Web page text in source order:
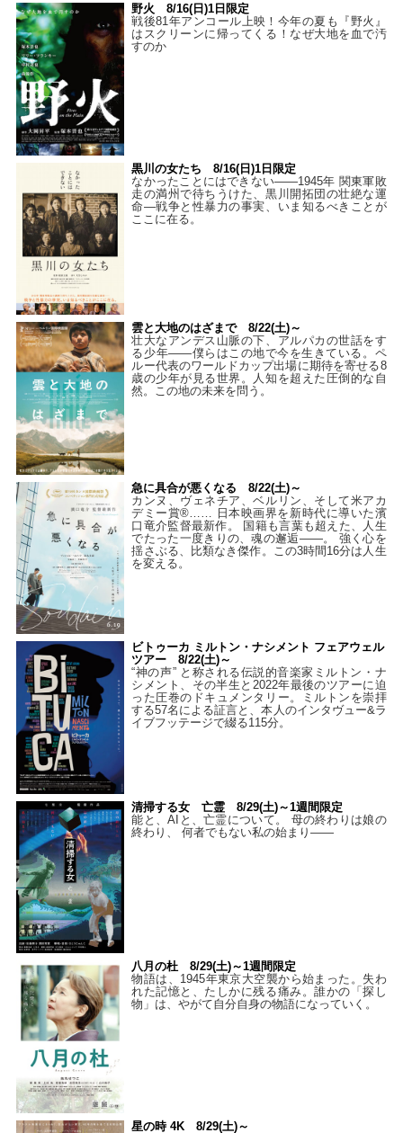
野火 8/16(日)1日限定
戦後81年アンコール上映！今年の夏も『野火』
はスクリーンに帰ってくる！なぜ大地を血で汚
すのか
黒川の女たち 8/16(日)1日限定
なかったことにはできない——1945年 関東軍敗
走の満州で待ちうけた、黒川開拓団の壮絶な運
命―戦争と性暴力の事実、いま知るべきことが
ここに在る。
雲と大地のはざまで 8/22(土)～
壮大なアンデス山脈の下、アルパカの世話をす
る少年――僕らはこの地で今を生きている。ペ
ルー代表のワールドカップ出場に期待を寄せる8
歳の少年が見る世界。人知を超えた圧倒的な自
然。この地の未来を問う。
急に具合が悪くなる 8/22(土)～
カンヌ、ヴェネチア、ベルリン、そして米アカ
デミー賞®…… 日本映画界を新時代に導いた濱
口竜介監督最新作。 国籍も言葉も超えた、人生
でたった一度きりの、魂の邂逅――。 強く心を
揺さぶる、比類なき傑作。この3時間16分は人生
を変える。
ビトゥーカ ミルトン・ナシメント フェアウェル
ツアー 8/22(土)～
“神の声” と称される伝説的音楽家ミルトン・ナ
シメント、その半生と2022年最後のツアーに迫
った圧巻のドキュメンタリー。ミルトンを崇拝
する57名による証言と、本人のインタヴュー&ラ
イブフッテージで綴る115分。
清掃する女 亡霊 8/29(土)～1週間限定
能と、AIと、亡霊について。 母の終わりは娘の
終わり、 何者でもない私の始まり――
八月の杜 8/29(土)～1週間限定
物語は、1945年東京大空襲から始まった。失わ
れた記憶と、たしかに残る痛み。誰かの「探し
物」は、やがて自分自身の物語になっていく。
星の時 4K 8/29(土)～